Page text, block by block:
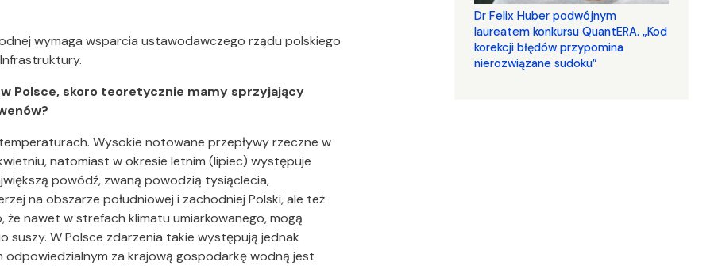
wymaga wsparcia ustawodawczego rządu polskiego
Polsce, skoro teoretycznie mamy sprzyjający
Wysokie notowane przepływy rzeczne w
natomiast w okresie letnim (lipiec) występuje
powódź, zwaną powodzią tysiąclecia,
na obszarze południowej i zachodniej Polski, ale też
że nawet w strefach klimatu umiarkowanego, mogą
W Polsce zdarzenia takie występują jednak
za krajową gospodarkę wodną jest
Dr Felix Huber podwójnym
laureatem konkursu QuantERA. „Kod
korekcji błędów przypomina
nierozwiązane sudoku”